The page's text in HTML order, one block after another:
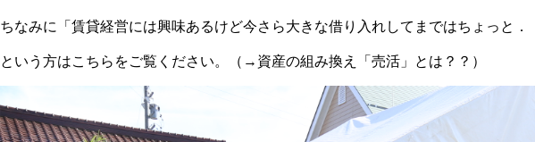
ちなみに「賃貸経営には興味あるけど今さら大きな借り入れしてまではちょっと．
という方はこちらをご覧ください。（→ 資産の組み換え「売活」とは ？？）